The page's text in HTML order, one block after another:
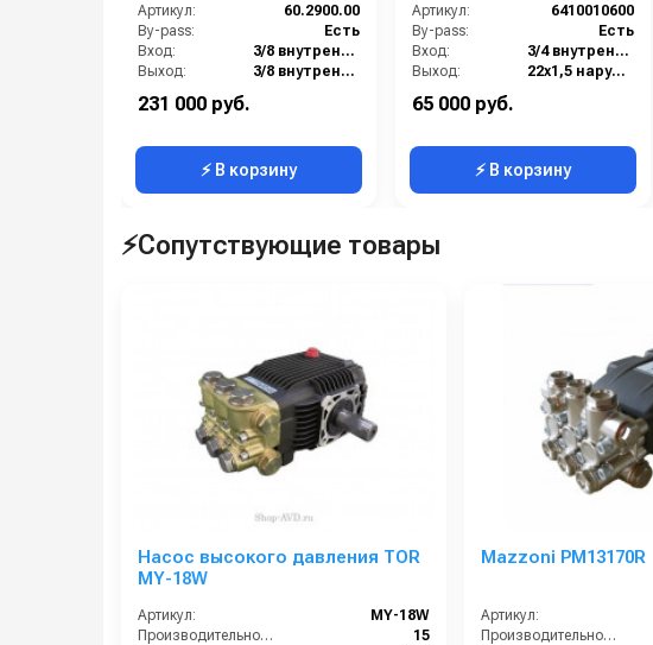
3/8г 40 л/мин 1100 бар
нерж.
Артикул:
60.2900.00
By-pass:
Есть
Вход:
3/8 внутренняя резьба
Выход:
3/8 внутренняя резьба
Производительность (л/мин):
231 000 руб.
⚡ В корзину
вал 24мм
Артикул:
6410010600
By-pass:
Есть
Вход:
3/4 внутренняя резьба
Выход:
22х1,5 наружняя резьба
Производительность (л/мин):
65 000 руб.
⚡ В корзину
⚡Сопутствующие товары
Насос высокого давления TOR
MY-18W
Артикул:
MY-18W
Производительность (л/мин):
15
Mazzoni PM13170R
Артикул:
Производительность (л/ч):